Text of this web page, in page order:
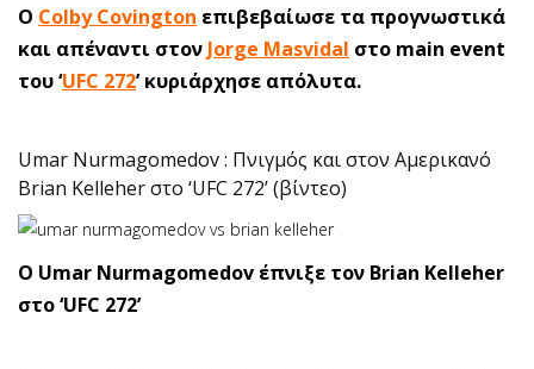
O Colby Covington επιβεβαίωσε τα προγνωστικά
και απέναντι στον Jorge Masvidal στο main event
του ‘UFC 272’ κυριάρχησε απόλυτα.
Umar Nurmagomedov : Πνιγμός και στον Αμερικανό
Brian Kelleher στο ‘UFC 272’ (βίντεο)
O Umar Nurmagomedov έπνιξε τον Brian Kelleher
στο ‘UFC 272’